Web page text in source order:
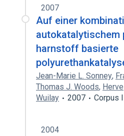
2007
Auf einer
autokatalytischem
harnstoff basierte
Jean-Marie L. Sonney,
Thomas J. Woods, Herve
Wuilay
2007 Corpus
2004